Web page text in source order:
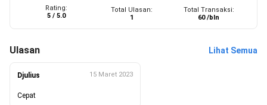
Rating:
5 / 5.0
Total Ulasan:
1
Total Transaksi:
60 /bln
Ulasan Lihat Semua
Djulius 15 Maret 2023
Cepat